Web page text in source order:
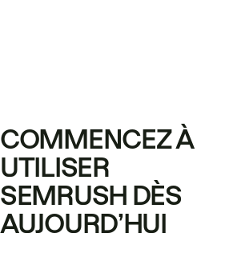
COMMENCEZ À
UTILISER
SEMRUSH DÈS
AUJOURD’HUI